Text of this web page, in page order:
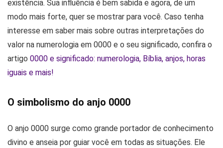
existência. Sua influência é bem sabida e agora, de um
modo mais forte, quer se mostrar para você. Caso tenha
interesse em saber mais sobre outras interpretações do
valor na numerologia em 0000 e o seu significado, confira o
artigo 0000 e significado: numerologia, Bíblia, anjos, horas
iguais e mais!
O simbolismo do anjo 0000
O anjo 0000 surge como grande portador de conhecimento
divino e anseia por guiar você em todas as situações. Ele